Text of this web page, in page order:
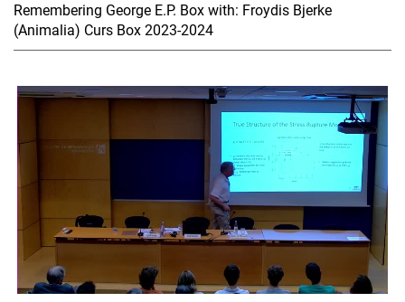
Remembering George E.P. Box with: Froydis Bjerke
(Animalia) Curs Box 2023-2024